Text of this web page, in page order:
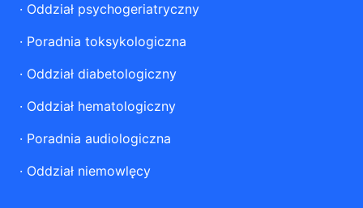
· Oddział psychogeriatryczny
· Poradnia toksykologiczna
· Oddział diabetologiczny
· Oddział hematologiczny
· Poradnia audiologiczna
· Oddział niemowlęcy